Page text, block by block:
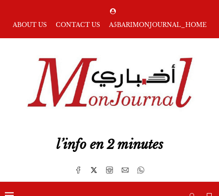
ABOUT US CONTACT US A5BARIMONJOURNAL_HOME
l’info en 2 minutes